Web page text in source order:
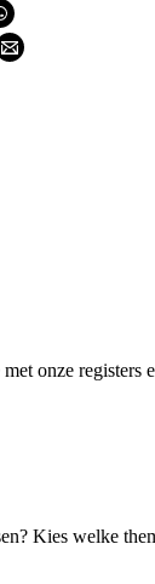
onze
Kies welke